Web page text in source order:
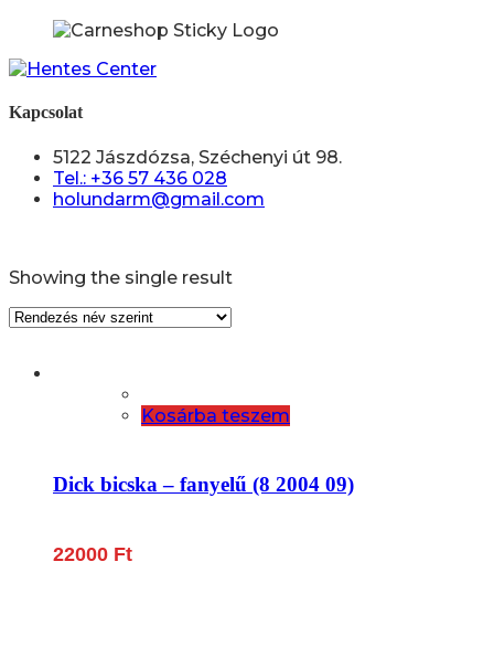
Kapcsolat
5122 Jászdózsa, Széchenyi út 98.
Tel.: +36 57 436 028
holundarm@gmail.com
Showing the single result
Kosárba teszem
Dick bicska – fanyelű (8 2004 09)
22000 Ft